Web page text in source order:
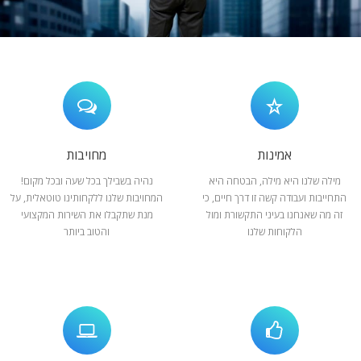
המלצות
צור קשר
אמינות
מילה שלנו היא מילה, הבטחה היא
התחייבות ועבודה קשה זו דרך חיים, כי
זה מה שאנחנו בעיני התקשורת ומול
הלקוחות שלנו
מחויבות
נהיה בשבילך בכל שעה ובכל מקום!
המחויבות שלנו ללקחותינו טוטאלית, על
מנת שתקבלו את השירות המקצועי
והטוב ביותר